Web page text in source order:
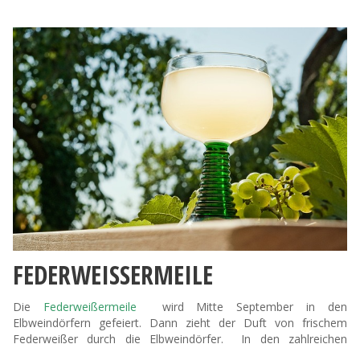
FEDERWEISSERMEILE
Die Federweißermeile
wird Mitte September in den
Elbweindörfern gefeiert. Dann zieht der Duft von frischem
Federweißer durch die Elbweindörfer. In den zahlreichen